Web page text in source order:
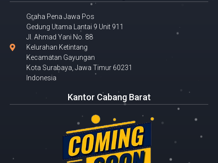
Graha Pena Jawa Pos
Gedung Utama Lantai 9 Unit 911
Jl. Ahmad Yani No. 88
Kelurahan Ketintang
Kecamatan Gayungan
Kota Surabaya, Jawa Timur 60231
Indonesia
Kantor Cabang Barat